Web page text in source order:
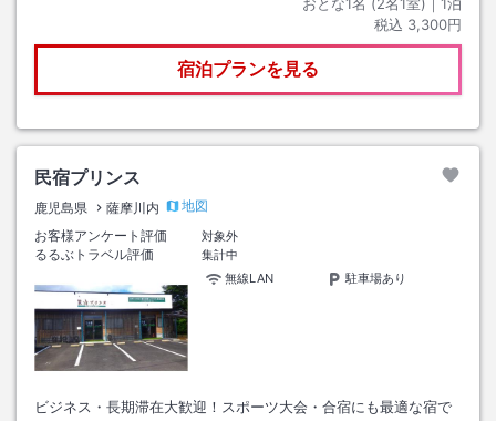
税込 3,300円
宿泊プランを見る
民宿プリンス
鹿児島県 薩摩川内
地図
お客様アンケート評価
対象外
るるぶトラベル評価
集計中
無線LAN
駐車場あり
ビジネス・長期滞在大歓迎！スポーツ大会・合宿にも最適な宿で